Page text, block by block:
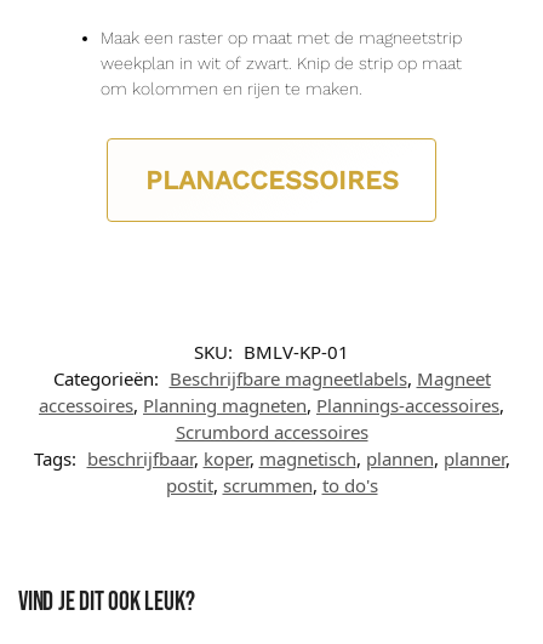
Maak een raster op maat met de magneetstrip
weekplan in wit of zwart . Knip de strip op maat
om kolommen en rijen te maken.
PLANACCESSOIRES
SKU: BMLV-KP-01
Categorieën: Beschrijfbare magneetlabels, Magneet
accessoires, Planning magneten, Plannings-accessoires,
Scrumbord accessoires
Tags: beschrijfbaar, koper, magnetisch, plannen, planner,
postit, scrummen, to do's
Vind je dit ook leuk?